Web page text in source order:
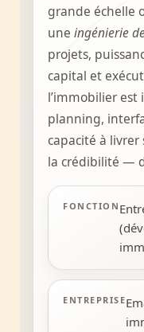
grande échelle
une ingénierie
projets,
capital et
l’immobilier est
planning,
capacité à
la crédibilité —
FONCTION
ENTREPRISE